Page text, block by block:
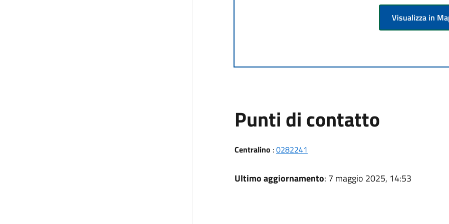
Visualizza in
Punti di contatto
Centralino :0282241
Ultimo aggiornamento: 7 maggio 2025, 14:53